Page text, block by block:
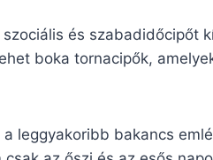
és szabadidőcipőt
boka tornacipők,
leggyakoribb bakancs